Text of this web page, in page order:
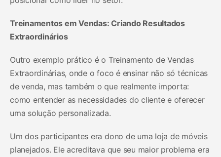
Treinamentos em Vendas: Criando Resultados
Extraordinários
Outro exemplo prático é o Treinamento de Vendas
Extraordinárias, onde o foco é ensinar não só técnicas
de venda, mas também o que realmente importa:
como entender as necessidades do cliente e oferecer
uma solução personalizada.
Um dos participantes era dono de uma loja de móveis
planejados. Ele acreditava que seu maior problema era